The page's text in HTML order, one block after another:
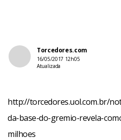
Torcedores.com
16/05/2017 12h05
Atualizada
http://torcedores.uol.com.br/
da-base-do-gremio-revela-
milhoes